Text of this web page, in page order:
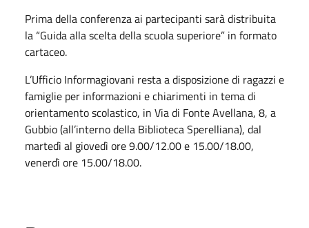
Prima della conferenza ai partecipanti sarà distribuita
la “Guida alla scelta della scuola superiore” in formato
cartaceo.
L’Ufficio Informagiovani resta a disposizione di ragazzi e
famiglie per informazioni e chiarimenti in tema di
orientamento scolastico, in Via di Fonte Avellana, 8, a
Gubbio (all’interno della Biblioteca Sperelliana), dal
martedì al giovedì ore 9.00/12.00 e 15.00/18.00,
venerdì ore 15.00/18.00.